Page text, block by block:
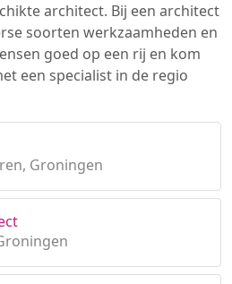
architect. Bij een architect
soorten werkzaamheden en
goed op een rij en kom
een specialist in de regio
Groningen